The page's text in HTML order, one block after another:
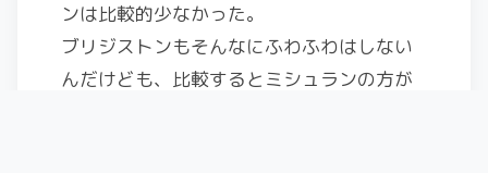
ンは比較的少なかった。
ブリジストンもそんなにふわふわはしない
んだけども、比較するとミシュランの方が